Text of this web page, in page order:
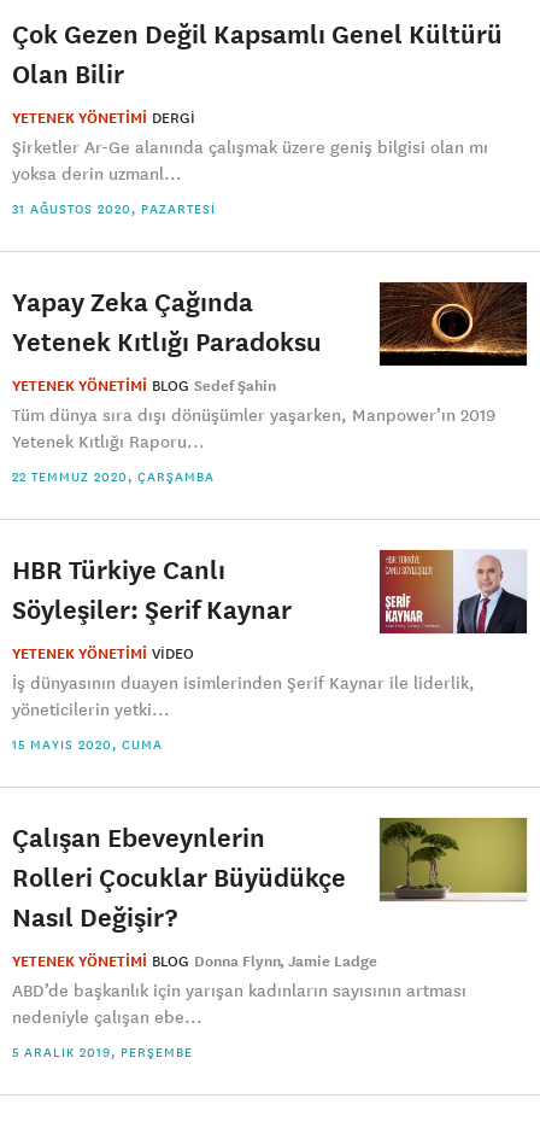
Çok Gezen Değil Kapsamlı Genel Kültürü
Olan Bilir
YETENEK YÖNETİMİ DERGI
Şirketler Ar-Ge alanında çalışmak üzere geniş bilgisi olan mı
yoksa derin uzmanl...
31 AĞUSTOS 2020, PAZARTESI
Yapay Zeka Çağında
Yetenek Kıtlığı Paradoksu
YETENEK YÖNETİMİ BLOG Sedef Şahin
Tüm dünya sıra dışı dönüşümler yaşarken, Manpower’ın 2019
Yetenek Kıtlığı Raporu...
22 TEMMUZ 2020, ÇARŞAMBA
HBR Türkiye Canlı
Söyleşiler: Şerif Kaynar
YETENEK YÖNETİMİ VIDEO
İş dünyasının duayen isimlerinden Şerif Kaynar ile liderlik,
yöneticilerin yetki...
15 MAYIS 2020, CUMA
Çalışan Ebeveynlerin
Rolleri Çocuklar Büyüdükçe
Nasıl Değişir?
YETENEK YÖNETİMİ BLOG Donna Flynn Jamie Ladge
ABD’de başkanlık için yarışan kadınların sayısının artması
nedeniyle çalışan ebe...
5 ARALIK 2019, PERŞEMBE